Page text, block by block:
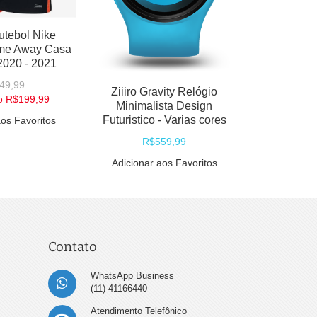
Nike
Away Casa
- 2021
R$199,99
Favoritos
Ziiiro Gravity Relógio
Minimalista Design
Futuristico - Varias cores
R$559,99
Adicionar aos Favoritos
Contato
WhatsApp Business
(11) 41166440
Atendimento Telefônico